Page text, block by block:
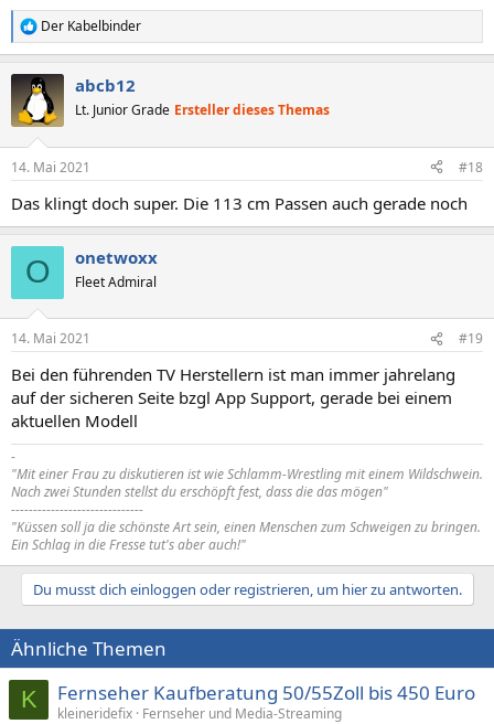
R
e
k
t
i
e
:
Der Kabelbinder
abcb12
Lt. Junior Grade Ersteller dieses Themas
14. Mai 2021 #18
Das klingt doch super. Die 113 cm Passen auch gerade noch
O onetwoxx
Fleet Admiral
14. Mai 2021 #19
Bei den führenden TV Herstellern ist man immer jahrelang
auf der sicheren Seite bzgl App Support, gerade bei einem
aktuellen Modell
-
"Mit einer Frau zu diskutieren ist wie Schlamm-Wrestling mit einem Wildschwein.
Nach zwei Stunden stellst du erschöpft fest, dass die das mögen"
------------------------------
"Küssen soll ja die schönste Art sein, einen Menschen zum Schweigen zu bringen.
Ein Schlag in die Fresse tut's aber auch!"
Du musst dich einloggen oder registrieren, um hier zu antworten.
Ähnliche Themen
K Fernseher Kaufberatung 50/55Zoll bis 450 Euro
kleineridefix Fernseher und Media-Streaming